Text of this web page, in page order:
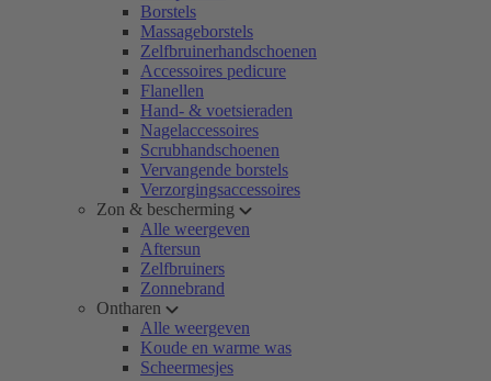
Borstels
Massageborstels
Zelfbruinerhandschoenen
Accessoires pedicure
Flanellen
Hand- & voetsieraden
Nagelaccessoires
Scrubhandschoenen
Vervangende borstels
Verzorgingsaccessoires
Zon & bescherming
Alle weergeven
Aftersun
Zelfbruiners
Zonnebrand
Ontharen
Alle weergeven
Koude en warme was
Scheermesjes